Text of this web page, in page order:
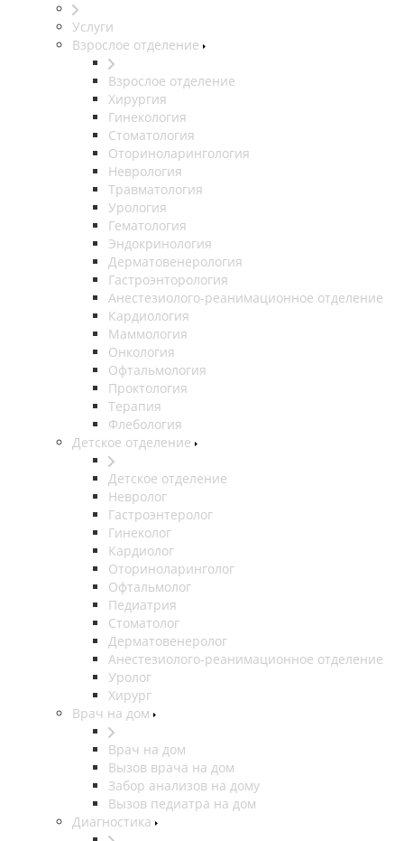
Услуги
Взрослое отделение
Взрослое отделение
Хирургия
Гинекология
Стоматология
Оториноларингология
Неврология
Травматология
Урология
Гематология
Эндокринология
Дерматовенерология
Гастроэнторология
Анестезиолого-реанимационное отделение
Кардиология
Маммология
Онкология
Офтальмология
Проктология
Терапия
Флебология
Детское отделение
Детское отделение
Невролог
Гастроэнтеролог
Гинеколог
Кардиолог
Оториноларинголог
Офтальмолог
Педиатрия
Стоматолог
Дерматовенеролог
Анестезиолого-реанимационное отделение
Уролог
Хирург
Врач на дом
Врач на дом
Вызов врача на дом
Забор анализов на дому
Вызов педиатра на дом
Диагностика